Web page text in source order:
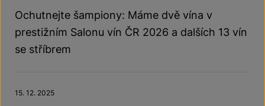
Ochutnejte šampiony: Máme dvě vína v
prestižním Salonu vín ČR 2026 a dalších 13 vín
se stříbrem
15. 12. 2025